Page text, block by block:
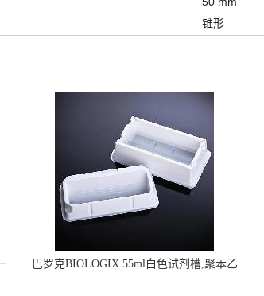
锥形
巴罗克BIOLOGIX 55ml白色试剂槽,聚苯乙